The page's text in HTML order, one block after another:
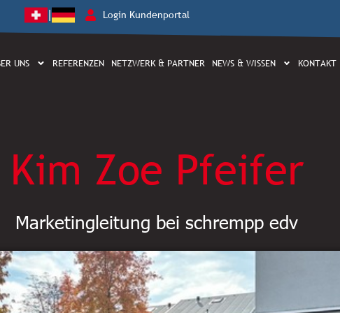
Login Kundenportal
UNS REFERENZEN NETZWERK & PARTNER NEWS & WISSEN KONTAKT
Kim Zoe Pfeifer
Marketingleitung bei schrempp edv